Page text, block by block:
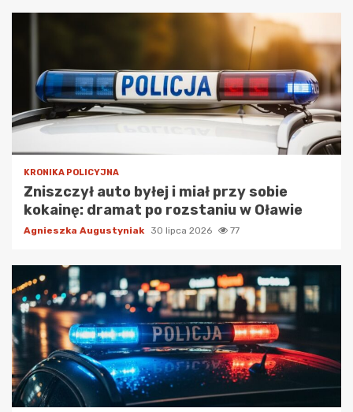
KRONIKA POLICYJNA
Zniszczył auto byłej i miał przy sobie
kokainę: dramat po rozstaniu w Oławie
Agnieszka Augustyniak 30 lipca 2026 77